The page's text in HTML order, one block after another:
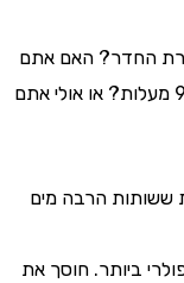
האם אתם
שצריכים מים רותחים ב-98 מעלות? או אולי אתם
הרבה מים
חוסך את